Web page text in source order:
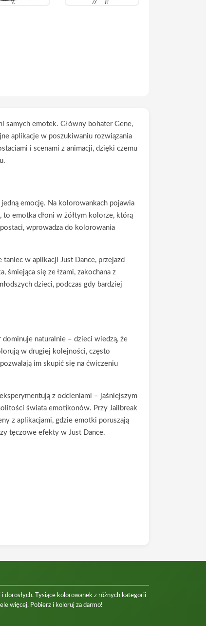
samych emotek. Główny bohater Gene,
aplikacje w poszukiwaniu rozwiązania
i scenami z animacji, dzięki czemu
emocję. Na kolorowankach pojawia
to emotka dłoni w żółtym kolorze, którą
wprowadza do kolorowania
w aplikacji Just Dance, przejazd
się ze łzami, zakochana z
dzieci, podczas gdy bardziej
naturalnie – dzieci wiedzą, że
w drugiej kolejności, często
im skupić się na ćwiczeniu
z odcieniami – jaśniejszym
świata emotikonów. Przy Jailbreak
z aplikacjami, gdzie emotki poruszają
tęczowe efekty w Just Dance.
dorosłych. Tysiące kolorowanek z różnych kategorii
więcej. Pobierz i koloruj za darmo!